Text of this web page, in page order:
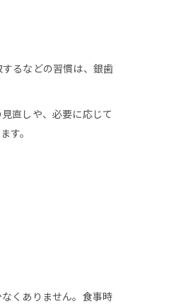
るなどの習慣は、銀歯
直しや、必要に応じて
す。
くありません。食事時